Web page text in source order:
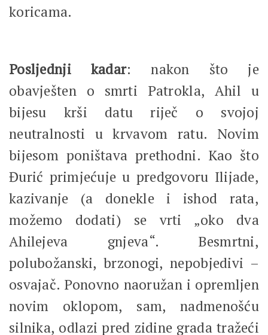
koricama.
Posljednji kadar: nakon što je
obavješten o smrti Patrokla, Ahil u
bijesu krši datu riječ o svojoj
neutralnosti u krvavom ratu. Novim
bijesom poništava prethodni. Kao što
Đurić primjećuje u predgovoru Ilijade,
kazivanje (a donekle i ishod rata,
možemo dodati) se vrti „oko dva
Ahilejeva gnjeva“. Besmrtni,
polubožanski, brzonogi, nepobjedivi –
osvajač. Ponovno naoružan i opremljen
novim oklopom, sam, nadmenošću
silnika, odlazi pred zidine grada tražeći